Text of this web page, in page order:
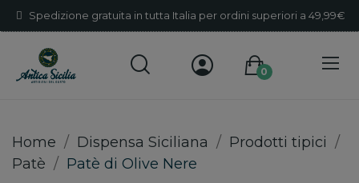
Spedizione gratuita in tutta Italia per ordini superiori a 49,99€
0
Home Dispensa Siciliana
Prodotti tipici
Patè
Patè di Olive Nere